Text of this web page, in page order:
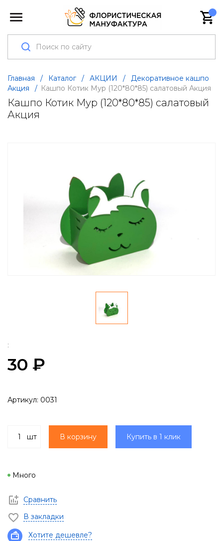
Главная / Каталог / АКЦИИ /
Декоративное кашпо
Акция
/ Кашпо Котик Мур (120*80*85) салатовый Акция
Кашпо Котик Мур (120*80*85) салатовый
Акция
:
30 ₽
Артикул: 0031
шт В корзину Купить в 1 клик
Много
Сравнить
В закладки
Хотите дешевле?